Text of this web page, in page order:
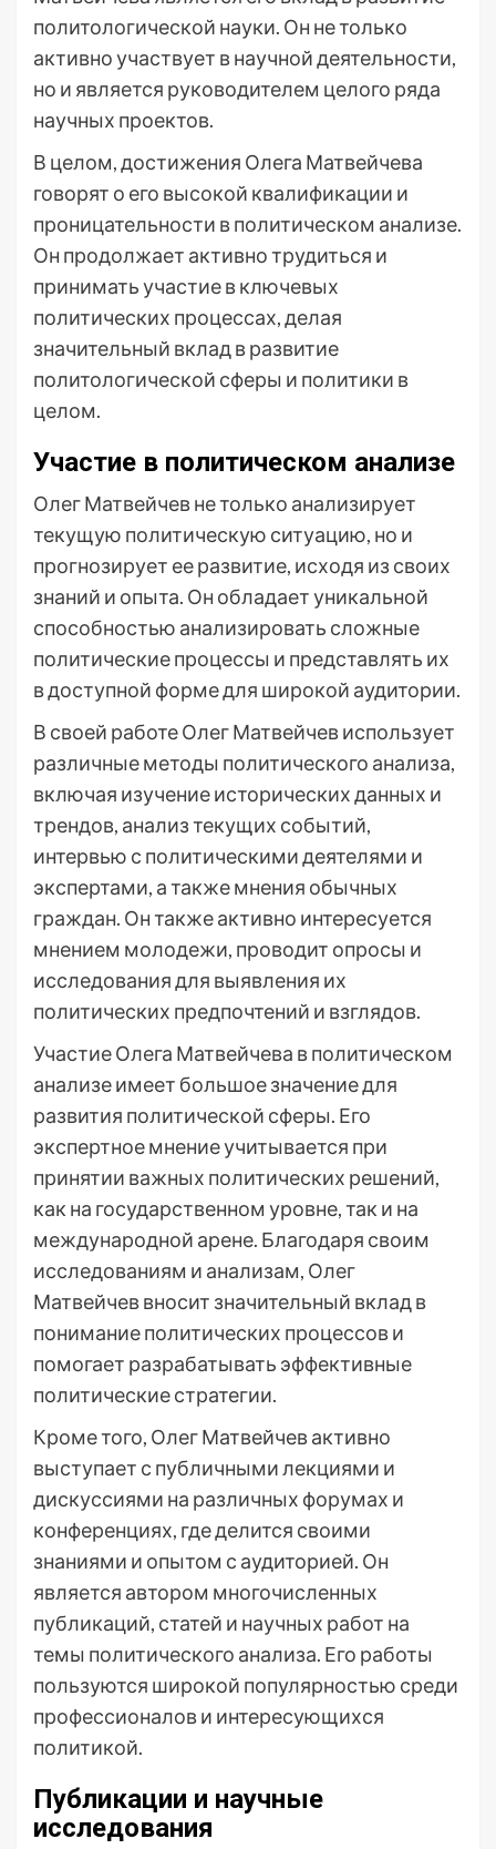
политологической науки. Он не только
активно участвует в научной деятельности,
но и является руководителем целого ряда
научных проектов.
В целом, достижения Олега Матвейчева
говорят о его высокой квалификации и
проницательности в политическом анализе.
Он продолжает активно трудиться и
принимать участие в ключевых
политических процессах, делая
значительный вклад в развитие
политологической сферы и политики в
целом.
Участие в политическом анализе
Олег Матвейчев не только анализирует
текущую политическую ситуацию, но и
прогнозирует ее развитие, исходя из своих
знаний и опыта. Он обладает уникальной
способностью анализировать сложные
политические процессы и представлять их
в доступной форме для широкой аудитории.
В своей работе Олег Матвейчев использует
различные методы политического анализа,
включая изучение исторических данных и
трендов, анализ текущих событий,
интервью с политическими деятелями и
экспертами, а также мнения обычных
граждан. Он также активно интересуется
мнением молодежи, проводит опросы и
исследования для выявления их
политических предпочтений и взглядов.
Участие Олега Матвейчева в политическом
анализе имеет большое значение для
развития политической сферы. Его
экспертное мнение учитывается при
принятии важных политических решений,
как на государственном уровне, так и на
международной арене. Благодаря своим
исследованиям и анализам, Олег
Матвейчев вносит значительный вклад в
понимание политических процессов и
помогает разрабатывать эффективные
политические стратегии.
Кроме того, Олег Матвейчев активно
выступает с публичными лекциями и
дискуссиями на различных форумах и
конференциях, где делится своими
знаниями и опытом с аудиторией. Он
является автором многочисленных
публикаций, статей и научных работ на
темы политического анализа. Его работы
пользуются широкой популярностью среди
профессионалов и интересующихся
политикой.
Публикации и научные
исследования